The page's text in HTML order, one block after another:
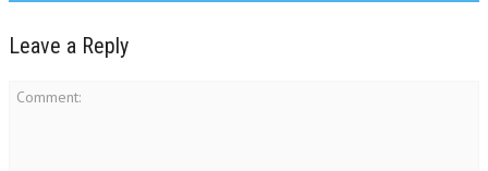
Leave a Reply